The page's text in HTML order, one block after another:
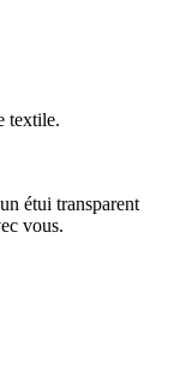
textile.
étui transparent
vous.